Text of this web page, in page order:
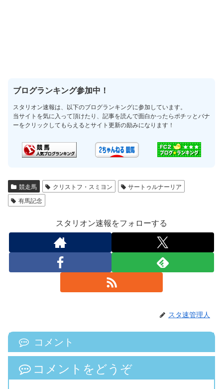
ブログランキング参加中！
スタリオン速報は、以下のブログランキングに参加しています。
当サイトを気に入って頂けたり、記事を読んで面白かったらポチッとバナ
ーをクリックしてもらえるとサイト更新の励みになります！
競走馬 クリストフ・スミヨン
サートゥルナーリア
有馬記念
スタリオン速報をフォローする
スタ速管理人
コメント
コメントをどうぞ